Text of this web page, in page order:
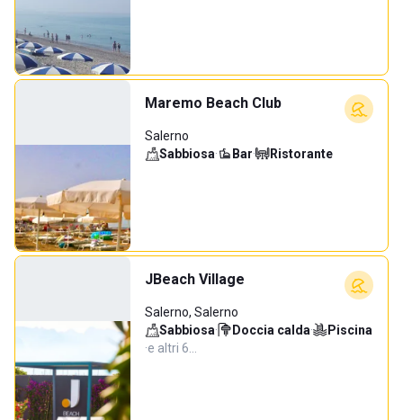
Maremo Beach Club
Salerno
Sabbiosa· Bar· Ristorante
JBeach Village
Salerno, Salerno
Sabbiosa· Doccia calda·
Piscina
·e altri 6…